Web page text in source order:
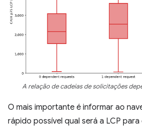
A relação de cadeias de solicitações
O mais importante é informar ao
rápido possível qual será a LCP para